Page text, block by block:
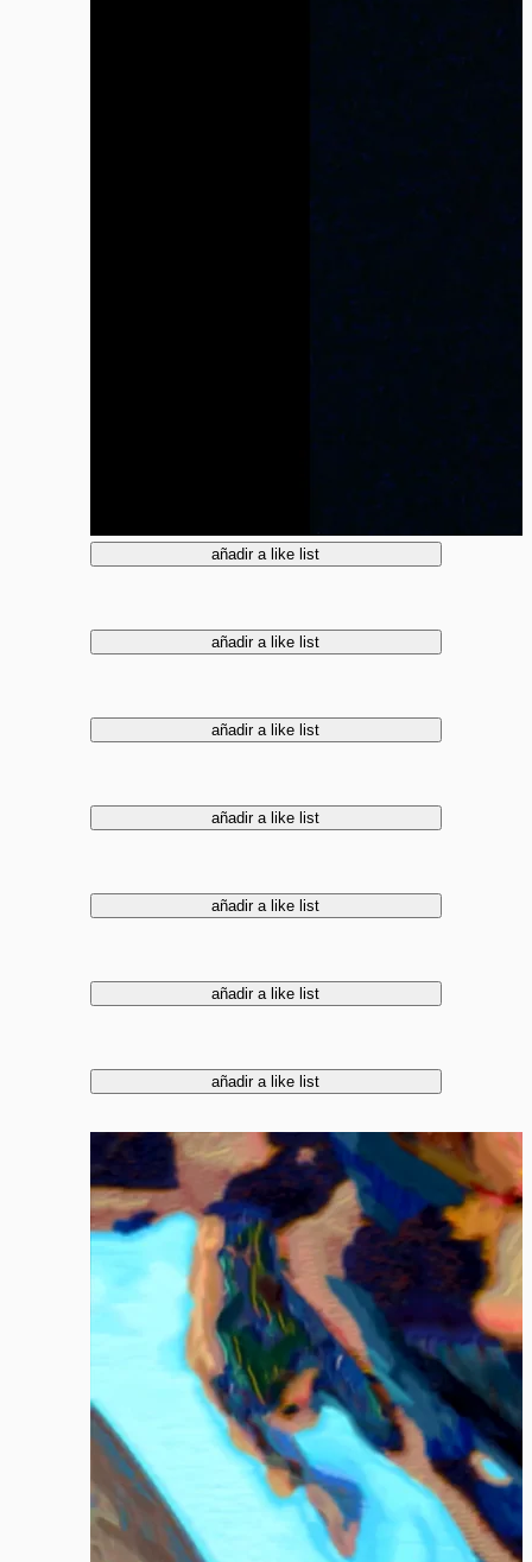
añadir a like list
añadir a like list
añadir a like list
añadir a like list
añadir a like list
añadir a like list
añadir a like list